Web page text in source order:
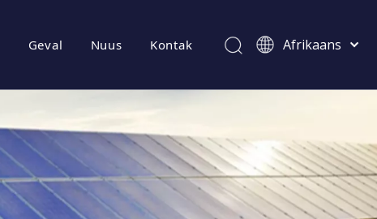
Geval Nuus Kontak
Afrikaans
ไทย
Deutsch
Português
Español
Pусский